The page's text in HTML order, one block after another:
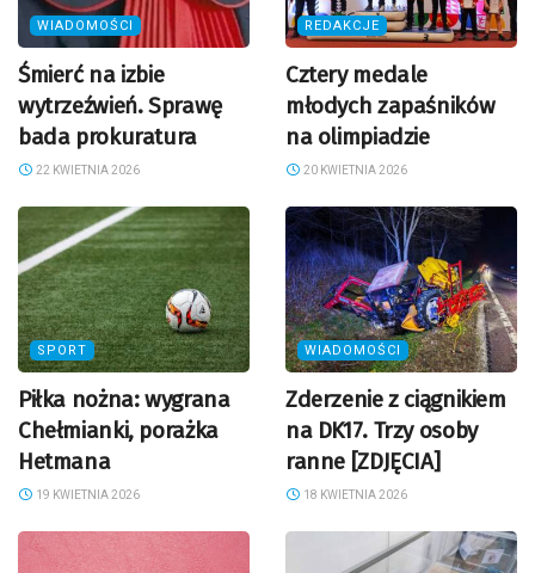
WIADOMOŚCI
Śmierć na izbie
wytrzeźwień. Sprawę
bada prokuratura
22 KWIETNIA 2026
REDAKCJE
Cztery medale
młodych zapaśników
na olimpiadzie
20 KWIETNIA 2026
SPORT
Piłka nożna: wygrana
Chełmianki, porażka
Hetmana
19 KWIETNIA 2026
WIADOMOŚCI
Zderzenie z ciągnikiem
na DK17. Trzy osoby
ranne [ZDJĘCIA]
18 KWIETNIA 2026